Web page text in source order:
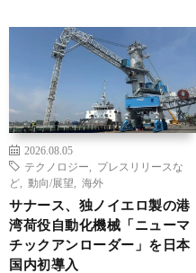
2026.08.05
テクノロジー
プレスリリースな
ど
動向/展望 海外
サナース、独ノイエロ製の港
湾荷役自動化機械「ニューマ
チックアンローダー」を日本
国内初導入